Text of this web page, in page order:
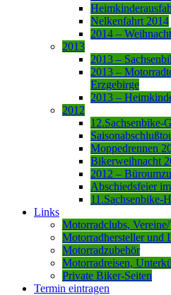
Nelkenfahrt 2014
2014 –
2013
2013 –
2013 –
Erzgebirge
2013 –
2012
12.Sachsenbike-
Moppedrennen
Bikerweihnacht
2012 –
Abschiedsfeier
11.Sachsenbike-
Links
Motorradclubs,
Motorradhersteller und
Motorradzubehör
Motorradreisen,
Private Biker-Seiten
Termin eintragen